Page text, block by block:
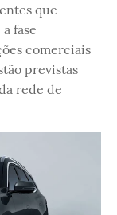
que
fase
comerciais
previstas
rede de